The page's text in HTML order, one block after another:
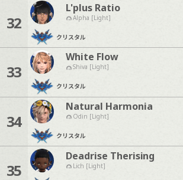
32
L'plus Ratio
Alpha [Light]
クリスタル
33
White Flow
Shiva [Light]
クリスタル
34
Natural Harmonia
Odin [Light]
クリスタル
35
Deadrise Therising
Lich [Light]